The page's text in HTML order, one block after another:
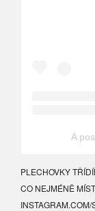
A
PLECHOVKY
CO NEJMÉNĚ